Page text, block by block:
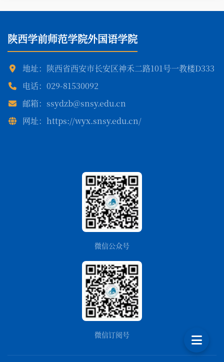
陕西学前师范学院外国语学院
地址：陕西省西安市长安区神禾二路101号一教楼D333
电话：029-81530092
邮箱：ssydzb@snsy.edu.cn
网址：https://wyx.snsy.edu.cn/
微信公众号
微信订阅号